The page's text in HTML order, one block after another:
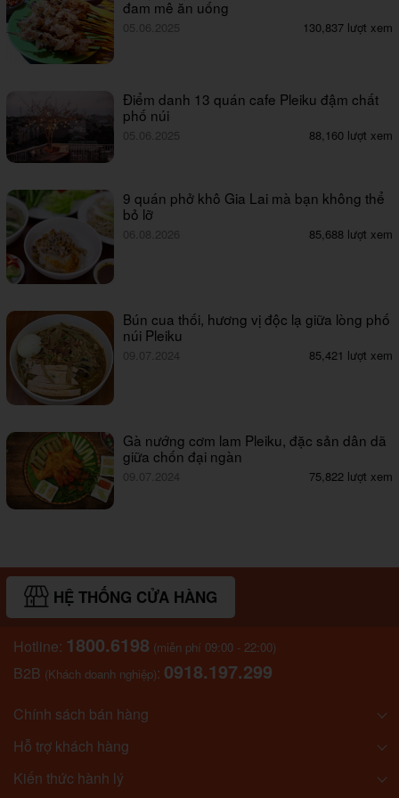
đam mê ăn uống
05.06.2025 130,837 lượt xem
Điểm danh 13 quán cafe Pleiku đậm chất
phố núi
05.06.2025 88,160 lượt xem
9 quán phở khô Gia Lai mà bạn không thể
bỏ lỡ
06.08.2026 85,688 lượt xem
Bún cua thối, hương vị độc lạ giữa lòng phố
núi Pleiku
09.07.2024 85,421 lượt xem
Gà nướng cơm lam Pleiku, đặc sản dân dã
giữa chốn đại ngàn
09.07.2024 75,822 lượt xem
HỆ THỐNG CỬA HÀNG
Hotline: 1800.6198 (miễn phí 09:00 - 22:00)
B2B (Khách doanh nghiệp): 0918.197.299
Chính sách bán hàng
Hỗ trợ khách hàng
Kiến thức hành lý